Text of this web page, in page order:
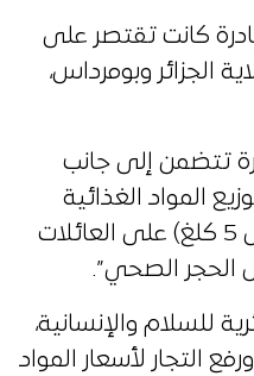
كانت تقتصر على
الجزائر وبومرداس،
تتضمن إلى جانب
المواد الغذائية
الأساسية كالسميد (أكياس 5 كلغ) على العائلات
الحجر الصحي”.
للسلام والإنسانية،
التجار لأسعار المواد